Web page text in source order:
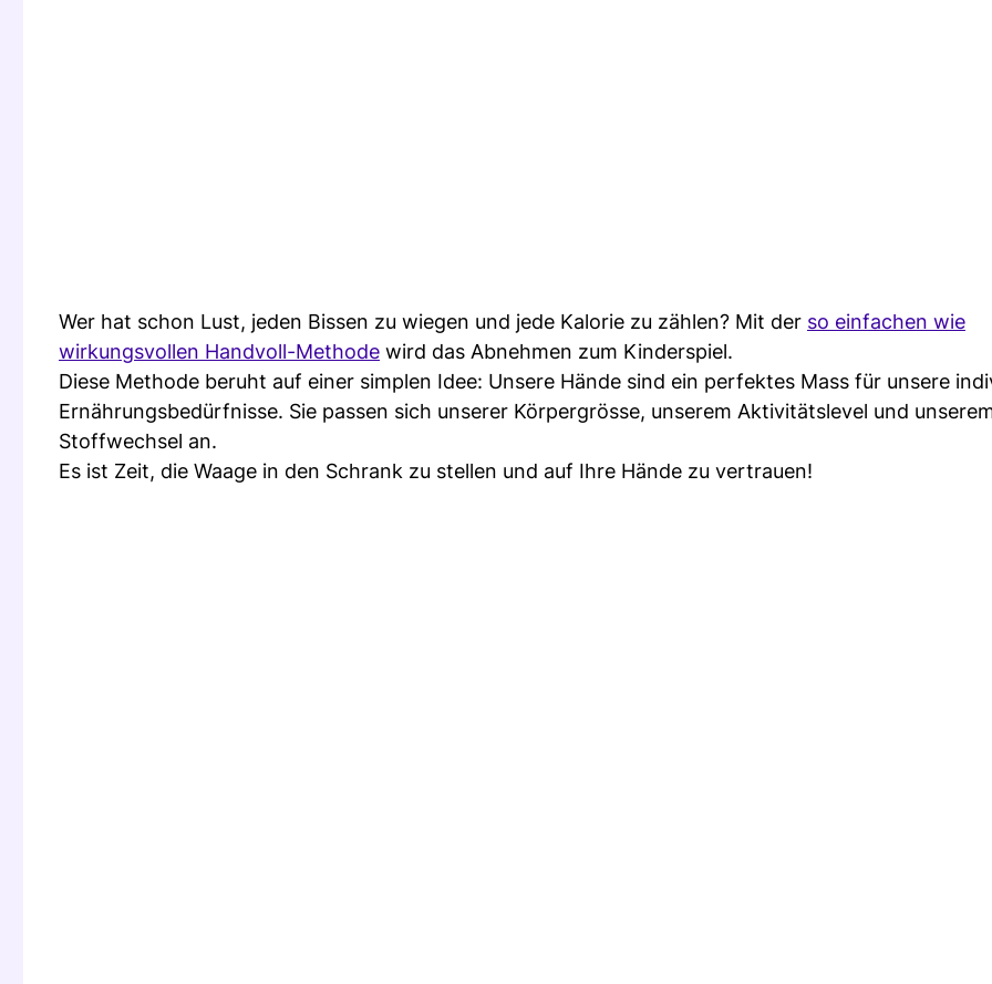
Wer hat schon Lust, jeden Bissen zu wiegen und jede Kalorie zu zählen? Mit der so einfachen wie
wirkungsvollen Handvoll-Methode wird das Abnehmen zum Kinderspiel.
Diese Methode beruht auf einer simplen Idee: Unsere Hände sind ein perfektes Mass für unsere
Ernährungsbedürfnisse. Sie passen sich unserer Körpergrösse, unserem Aktivitätslevel und
Stoffwechsel an.
Es ist Zeit, die Waage in den Schrank zu stellen und auf Ihre Hände zu vertrauen!